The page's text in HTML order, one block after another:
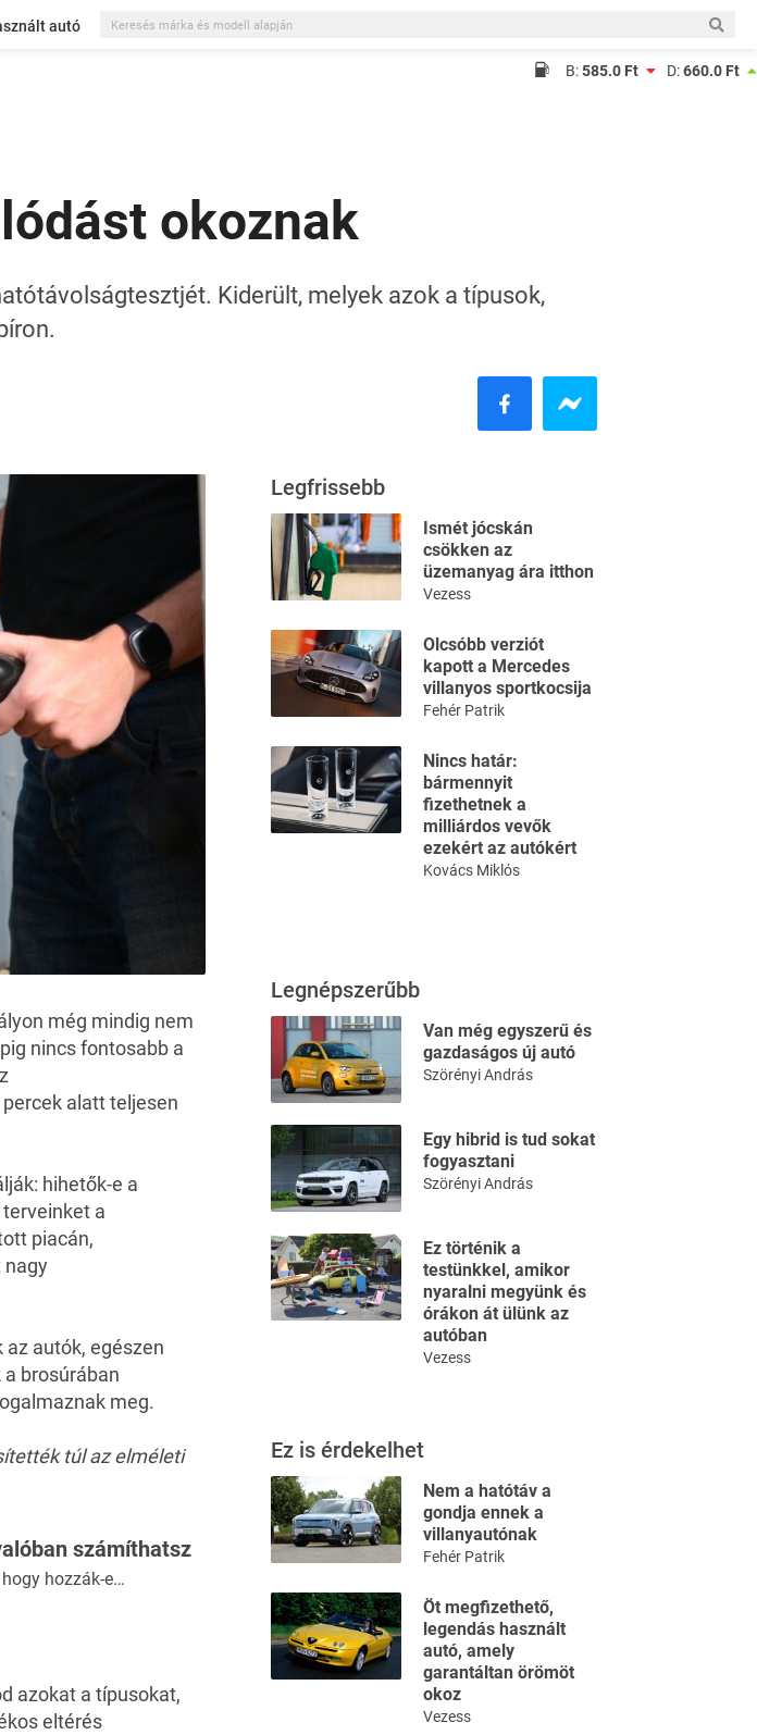
autó
B:585.0 Ft D:660.0 Ft
okoznak
Kiderült, melyek azok a típusok,
még mindig nem
nincs fontosabb a
alatt teljesen
hihetők-e a
a
piacán,
nagy
autók, egészen
brosúrában
meg.
túl az elméleti
számíthatsz
hozzák-e…
azokat a típusokat,
eltérés
Legfrissebb
Ismét jócskán
csökken az
üzemanyag ára itthon
Vezess
Olcsóbb verziót
kapott a Mercedes
villanyos sportkocsija
Fehér Patrik
Nincs határ:
bármennyit
fizethetnek a
milliárdos vevők
ezekért az autókért
Kovács Miklós
Legnépszerűbb
Van még egyszerű és
gazdaságos új autó
Szörényi András
Egy hibrid is tud sokat
fogyasztani
Szörényi András
Ez történik a
testünkkel, amikor
nyaralni megyünk és
órákon át ülünk az
autóban
Vezess
Ez is érdekelhet
Nem a hatótáv a
gondja ennek a
villanyautónak
Fehér Patrik
Öt megfizethető,
legendás használt
autó, amely
garantáltan örömöt
okoz
Vezess